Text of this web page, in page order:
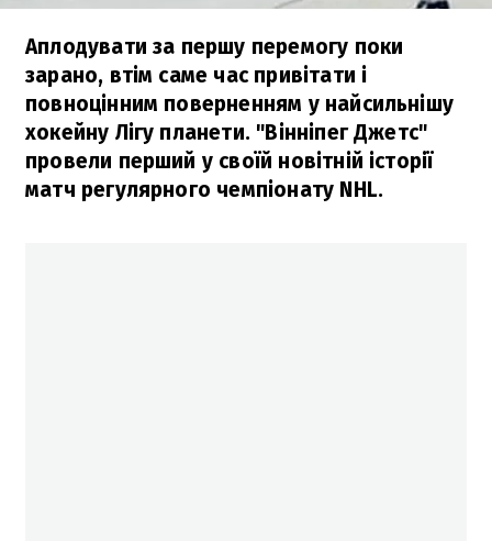
Аплодувати за першу перемогу поки
зарано, втім саме час привітати і
повноцінним поверненням у найсильнішу
хокейну Лігу планети. "Вінніпег Джетс"
провели перший у своїй новітній історії
матч регулярного чемпіонату NHL.